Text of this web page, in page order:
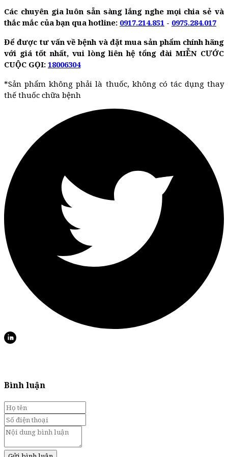
Các chuyên gia luôn sẵn sàng lắng nghe mọi chia sẻ và
thắc mắc của bạn qua hotline: 0917.214.851 - 0975.284.017
Để được tư vấn về bệnh và đặt mua sản phẩm chính hãng
với giá tốt nhất, vui lòng liên hệ tổng đài MIỄN CƯỚC
CUỘC GỌI: 18006304
*Sản phẩm không phải là thuốc, không có tác dụng thay
thế thuốc chữa bệnh
Bình luận